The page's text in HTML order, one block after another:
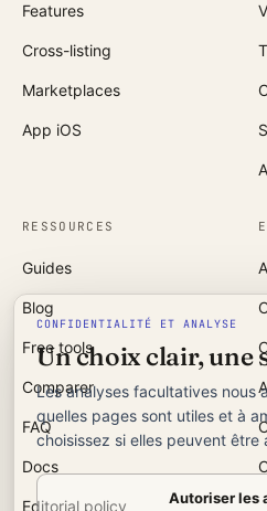
Features
Cross-listing
Marketplaces
App iOS
RESSOURCES
Guides
Blog
Free tools
Comparer
FAQ
Docs
Editorial policy
CONFIDENTIALITÉ ET ANALYSE
Un choix clair, une
Les analyses facultatives nous
quelles pages sont utiles et à
choisissez si elles peuvent être
Autoriser les